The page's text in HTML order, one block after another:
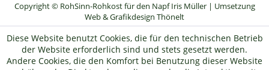
Copyright © RohSinn-Rohkost für den Napf Iris Müller | Umsetzung
Web & Grafikdesign Thönelt
Diese Website benutzt Cookies, die für den technischen Betrieb
der Website erforderlich sind und stets gesetzt werden.
Andere Cookies, die den Komfort bei Benutzung dieser Website